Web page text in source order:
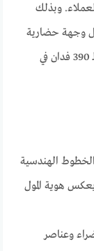
وبذلك
وجهة حضارية
متكاملة تليق بمكانته كأول مول يُسلم في منطقة الـ 390 فدان في
الهندسية
هوية المول
وعناصر